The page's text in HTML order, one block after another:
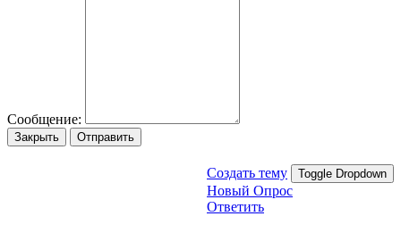
Сообщение:
Закрыть Отправить
Создать тему Toggle Dropdown
Новый Опрос
Ответить